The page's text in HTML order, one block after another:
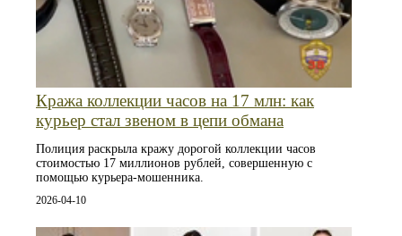
Кража коллекции часов на 17 млн: как
курьер стал звеном в цепи обмана
Полиция раскрыла кражу дорогой коллекции часов
стоимостью 17 миллионов рублей, совершенную с
помощью курьера-мошенника.
2026-04-10